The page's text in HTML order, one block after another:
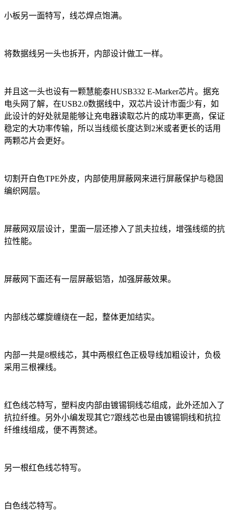
小板另一面特写，线芯焊点饱满。
将数据线另一头也拆开，内部设计做工一样。
并且这一头也设有一颗慧能泰HUSB332 E-Marker芯片。据充
电头网了解，在USB2.0数据线中，双芯片设计市面少有，如
此设计的好处就是能够让充电器读取芯片的成功率更高，保证
稳定的大功率传输，所以当线缆长度达到2米或者更长的话用
两颗芯片会更好。
切割开白色TPE外皮，内部使用屏蔽网来进行屏蔽保护与稳固
编织网层。
屏蔽网双层设计，里面一层还掺入了凯夫拉线，增强线缆的抗
拉性能。
屏蔽网下面还有一层屏蔽铝箔，加强屏蔽效果。
内部线芯螺旋缠绕在一起，整体更加结实。
内部一共是8根线芯，其中两根红色正极导线加粗设计，负极
采用三根裸线。
红色线芯特写，塑料皮内部由镀锡铜线芯组成，此外还加入了
抗拉纤维。另外小编发现其它7跟线芯也是由镀锡铜线和抗拉
纤维线组成，便不再赘述。
另一根红色线芯特写。
白色线芯特写。